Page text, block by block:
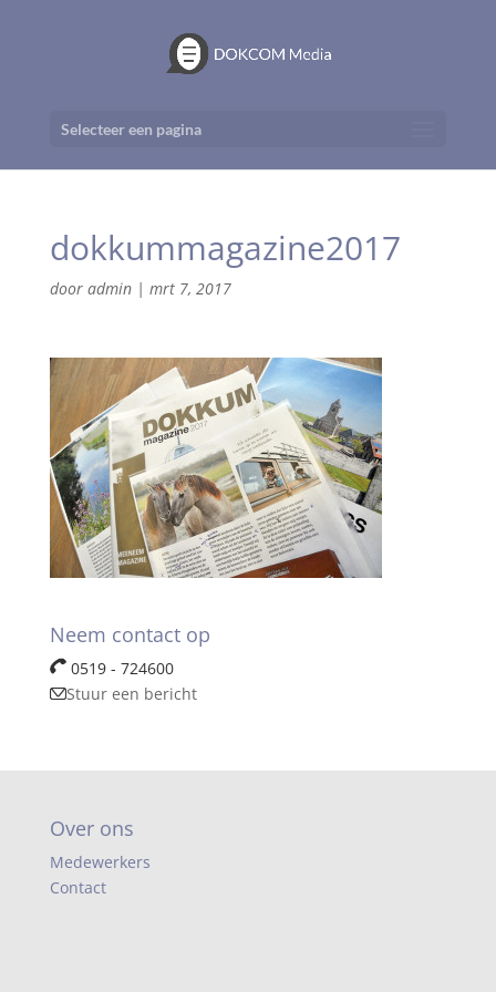
Selecteer een pagina
dokkummagazine2017
door admin| mrt 7, 2017
Neem contact op
0519 - 724600
Stuur een bericht
Over ons
Medewerkers
Contact